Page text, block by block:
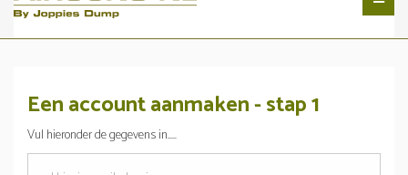
Een account aanmaken - stap 1
Vul hieronder de gegevens in.....
emailadres